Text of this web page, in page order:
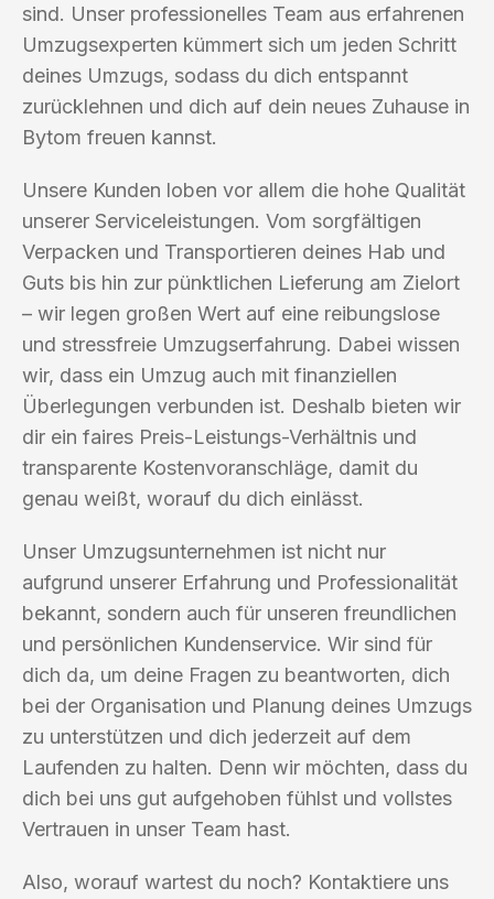
sind. Unser professionelles Team aus erfahrenen
Umzugsexperten kümmert sich um jeden Schritt
deines Umzugs, sodass du dich entspannt
zurücklehnen und dich auf dein neues Zuhause in
Bytom freuen kannst.
Unsere Kunden loben vor allem die hohe Qualität
unserer Serviceleistungen. Vom sorgfältigen
Verpacken und Transportieren deines Hab und
Guts bis hin zur pünktlichen Lieferung am Zielort
– wir legen großen Wert auf eine reibungslose
und stressfreie Umzugserfahrung. Dabei wissen
wir, dass ein Umzug auch mit finanziellen
Überlegungen verbunden ist. Deshalb bieten wir
dir ein faires Preis-Leistungs-Verhältnis und
transparente Kostenvoranschläge, damit du
genau weißt, worauf du dich einlässt.
Unser Umzugsunternehmen ist nicht nur
aufgrund unserer Erfahrung und Professionalität
bekannt, sondern auch für unseren freundlichen
und persönlichen Kundenservice. Wir sind für
dich da, um deine Fragen zu beantworten, dich
bei der Organisation und Planung deines Umzugs
zu unterstützen und dich jederzeit auf dem
Laufenden zu halten. Denn wir möchten, dass du
dich bei uns gut aufgehoben fühlst und vollstes
Vertrauen in unser Team hast.
Also, worauf wartest du noch? Kontaktiere uns